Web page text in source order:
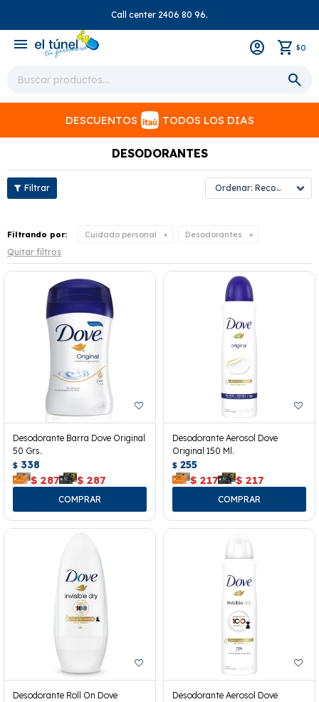
Call center 2406 80 96.
menu $0
DESCUENTOS TODOS LOS DIAS
DESODORANTES
Recomendados
Filtrando por: Cuidado personal Desodorantes
Quitar filtros
Desodorante Barra Dove Original
50 Grs.
$ 338
$ 287 $ 287
Desodorante Aerosol Dove
Original 150 Ml.
$ 255
$ 217 $ 217
Desodorante Roll On Dove
Desodorante Aerosol Dove
close